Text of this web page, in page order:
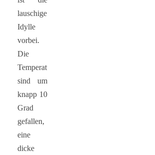
lauschige
Idylle
vorbei.
Die
Temperaturen
sind um
knapp 10
Grad
gefallen,
eine
dicke